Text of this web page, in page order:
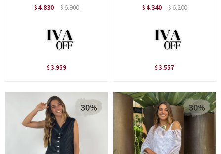
$ 4.830 $6.900
$ 3.959
$ 4.340 $6.200
$ 3.557